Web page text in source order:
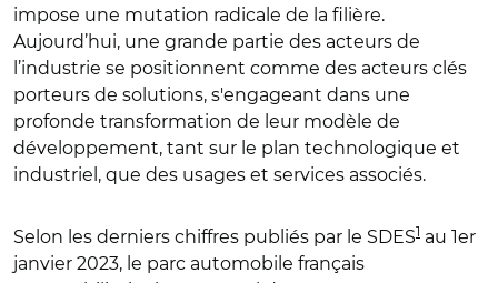
impose une mutation radicale de la filière.
Aujourd’hui, une grande partie des acteurs de
l’industrie se positionnent comme des acteurs clés
porteurs de solutions, s'engageant dans une
profonde transformation de leur modèle de
développement, tant sur le plan technologique et
industriel, que des usages et services associés.
Selon les derniers chiffres publiés par le SDES1 au 1er
janvier 2023, le parc automobile français